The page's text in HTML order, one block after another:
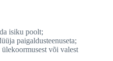
isiku poolt;
paigaldusteenuseta;
või valest